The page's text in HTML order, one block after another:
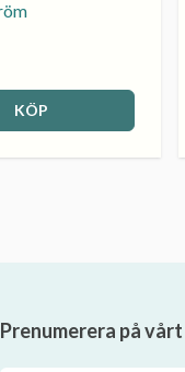
KÖP
Prenumerera på